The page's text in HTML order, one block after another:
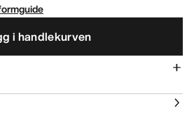
i handlekurven